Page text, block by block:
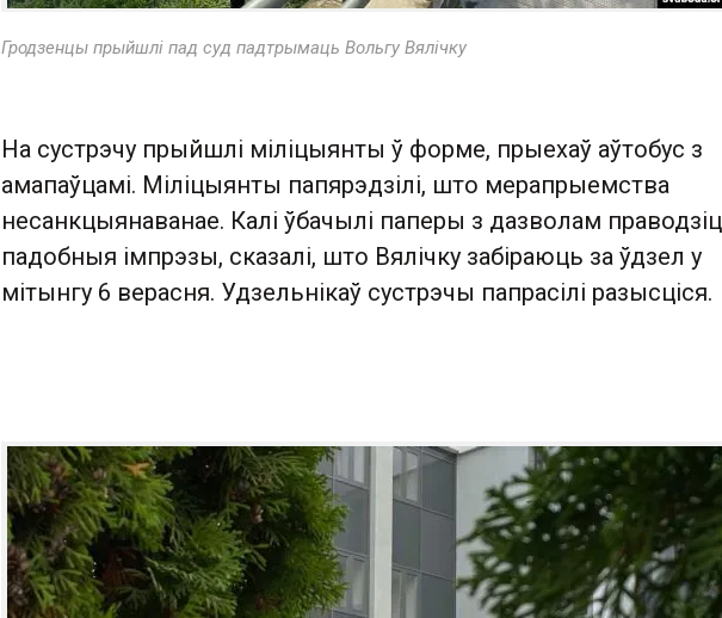
Гродзенцы прыйшлі пад суд падтрымаць Вольгу Вялічку
На сустрэчу прыйшлі міліцыянты ў форме, прыехаў аўтобус з
амапаўцамі. Міліцыянты папярэдзілі, што мерапрыемства
несанкцыянаванае. Калі ўбачылі паперы з дазволам
падобныя імпрэзы, сказалі, што Вялічку забіраюць за ўдзел у
мітынгу 6 верасня. Удзельнікаў сустрэчы папрасілі разысціся.